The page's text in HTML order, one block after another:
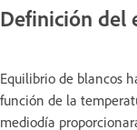
Definición del
Equilibrio de blancos
función de la
mediodía